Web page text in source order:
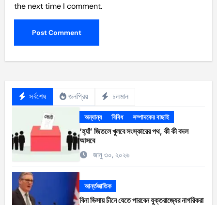
the next time I comment.
সর্বশেষ জনপ্রিয় চলমান
অন্যান্য বিবিধ সম্পাদকের বাছাই
‘হ্যাঁ’ জিতলে খুলবে সংস্কারের পথ, কী কী বদল
আসবে
জানু ৩০, ২০২৬
আর্ন্তজাতিক
বিনা ভিসায় চীনে যেতে পারবেন যুক্তরাজ্যের নাগরিকরা